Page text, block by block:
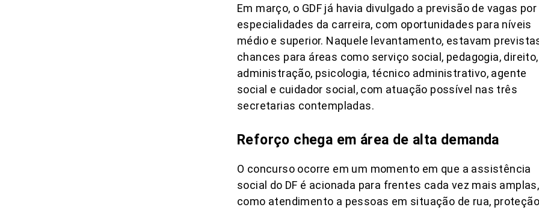
Em março, o GDF já havia divulgado a previsão de vagas por
especialidades da carreira, com oportunidades para níveis
médio e superior. Naquele levantamento, estavam
chances para áreas como serviço social, pedagogia, direito,
administração, psicologia, técnico administrativo, agente
social e cuidador social, com atuação possível nas três
secretarias contempladas.
Reforço chega em área de alta demanda
O concurso ocorre em um momento em que a assistência
social do DF é acionada para frentes cada vez mais amplas,
como atendimento a pessoas em situação de rua,